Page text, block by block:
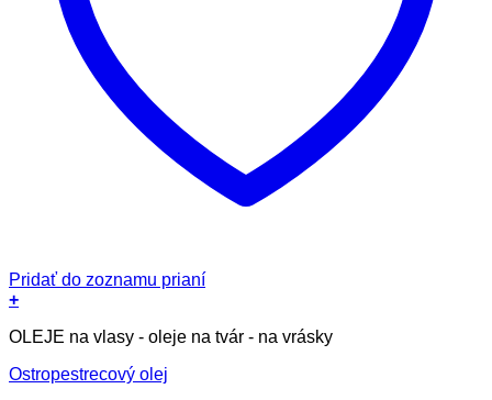
Pridať do zoznamu prianí
+
produkt
viacero
OLEJE na vlasy - oleje na tvár - na vrásky
Ostropestrecový olej